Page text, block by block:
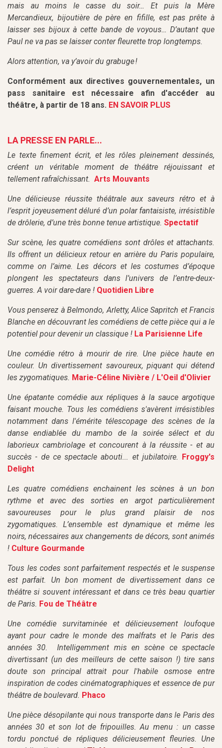
mais au moins le casse du soir… Et puis la Mère
Mercandieux, bijoutière de père en fifille, est pas prête à
laisser ses bijoux à cette bande de voyous… D’autant que
Paul ne va pas se laisser conter fleurette trop longtemps.
Alors attention, va y’avoir du grabuge !
Conformément aux directives gouvernementales, un
pass sanitaire est nécessaire afin d'accéder au
théâtre, à partir de 18 ans. EN SAVOIR PLUS
LA PRESSE EN PARLE...
Le texte finement écrit, et les rôles pleinement dessinés,
créent un véritable moment de théâtre réjouissant et
tellement rafraîchissant. Arts Mouvants
Une délicieuse réussite théâtrale aux saveurs rétro et à
l’esprit joyeusement déluré d’un polar fantaisiste, irrésistible
de drôlerie, d’une très bonne tenue artistique. Spectatif
Sur scène, les quatre comédiens sont drôles et attachants.
Ils offrent un délicieux retour en arrière du Paris populaire,
comme on l’aime. Les décors et les costumes d’époque
plongent les spectateurs dans l’univers de l’entre-deux-
guerres. A voir dare-dare ! Quotidien Libre
Vous penserez à Belmondo, Arletty, Alice Sapritch et Francis
Blanche en découvrant les comédiens de cette pièce qui a le
potentiel pour devenir un classique ! La Parisienne Life
Une comédie rétro à mourir de rire. Une pièce haute en
couleur. Un divertissement savoureux, piquant qui détend
les zygomatiques. Marie-Céline Nivière / L'Oeil d'Olivier
Une épatante comédie aux répliques à la sauce argotique
faisant mouche. Tous les comédiens s'avèrent irrésistibles
notamment dans l'émérite télescopage des scènes de la
danse endiablée du mambo de la soirée sélect et du
laborieux cambriolage et concourent à la réussite - et au
succès - de ce spectacle abouti... et jubilatoire. Froggy's
Delight
Les quatre comédiens enchainent les scènes à un bon
rythme et avec des sorties en argot particulièrement
savoureuses pour le plus grand plaisir de nos
zygomatiques. L’ensemble est dynamique et même les
noirs, nécessaires aux changements de décors, sont animés
! Culture Gourmande
Tous les codes sont parfaitement respectés et le suspense
est parfait. Un bon moment de divertissement dans ce
théâtre si souvent intéressant et dans ce très beau quartier
de Paris. Fou de Théâtre
Une comédie survitaminée et délicieusement loufoque
ayant pour cadre le monde des malfrats et le Paris des
années 30. Intelligemment mis en scène ce spectacle
divertissant (un des meilleurs de cette saison !) tire sans
doute son principal attrait pour l'habile osmose entre
inspiration de codes cinématographiques et essence de pur
théâtre de boulevard. Phaco
Une pièce désopilante qui nous transporte dans le Paris des
années 30 et son lot de fripouilles. Au menu : un casse
tordu ponctué de répliques délicieusement fleuries. Une